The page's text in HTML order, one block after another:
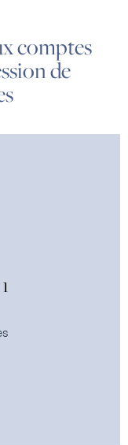
comptes
de